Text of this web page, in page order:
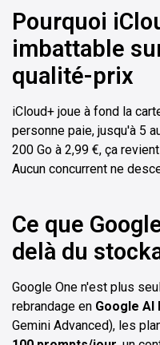
Pourquoi
imbattable
qualité-prix
iCloud+ joue à fond la
personne paie, jusqu'à 5
200 Go à 2,99 €, ça
Aucun concurrent ne
Ce que
delà du
Google One n'est plus
rebrandage en Google AI
Gemini Advanced), les